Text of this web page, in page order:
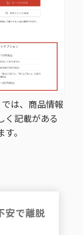
では、商品情報
く記載がある
。
安で離脱